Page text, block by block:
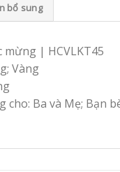
bổ sung
mừng | HCVLKT45
Vàng
cho: Ba và Mẹ; Bạn